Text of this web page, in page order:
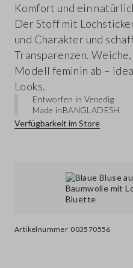
Artikelnummer 003570556
Komfort und ein
Der Stoff mit
und Charakter und
Transparenzen.
Modell feminin ab –
Looks.
Entworfen in Venedig
Made inBANGLADESH
Verfügbarkeit im Store